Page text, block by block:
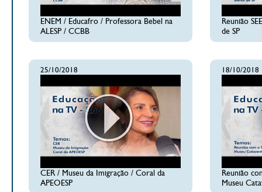
ENEM / Educafro / Professora Bebel na
ALESP / CCBB
Reunião
de SP
25/10/2018
CER / Museu da Imigração / Coral da
APEOESP
18/10/2018
Reunião
Museu